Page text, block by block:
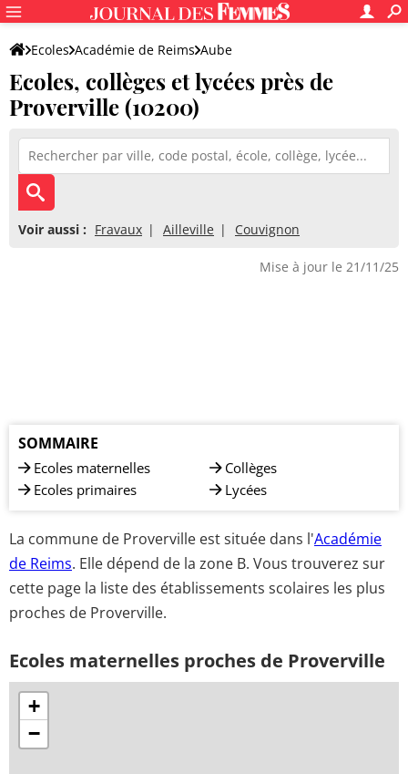
Ecoles Académie de Reims Aube
Ecoles, collèges et lycées près de
Proverville (10200)
Voir aussi : Fravaux Ailleville Couvignon
Mise à jour le 21/11/25
SOMMAIRE
Ecoles maternelles
Ecoles primaires
Collèges
Lycées
La commune de Proverville est située dans l'Académie
de Reims. Elle dépend de la zone B. Vous trouverez sur
cette page la liste des établissements scolaires les plus
proches de Proverville.
Ecoles maternelles proches de Proverville
+
−